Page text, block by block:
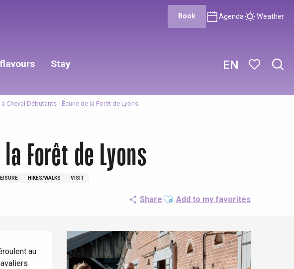
EN
Book Agenda Weather
Stay
Cheval Débutants - Écurie de la Forêt de Lyons
Forêt de Lyons
HIKES/WALKS VISIT
Share Ajouter aux favoris
Add to my favorites
au